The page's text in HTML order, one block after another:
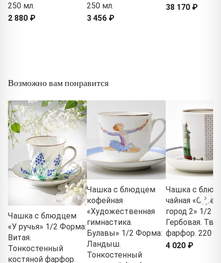
250 мл.
2 880 ₽
250 мл.
3 456 ₽
38 170 ₽
Возможно вам понравится
Чашка с блюдцем
«У ручья» 1/2 Форма:
Витая.
Тонкостенный
костяной фарфор.
Чашка с блюдцем
кофейная
«Художественная
гимнастика.
Булавы» 1/2 Форма:
Ландыш.
Тонкостенный
Чашка с
чайная
город 2» 1/2
Гербовая.
фарфор. 220
4 020 ₽